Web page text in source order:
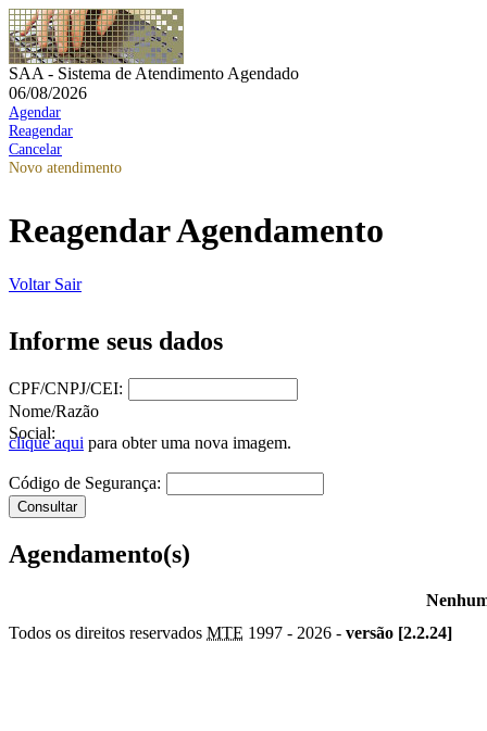
SAA - Sistema de Atendimento Agendado
06/08/2026
Agendar
Reagendar
Cancelar
Novo atendimento
Reagendar Agendamento
Voltar Sair
Informe seus dados
CPF/CNPJ/CEI:
Nome/Razão
Social:
clique aqui para obter uma nova imagem.
Código de Segurança:
Agendamento(s)
Todos os direitos reservados MTE 1997 - 2026 - versão [2.2.24]